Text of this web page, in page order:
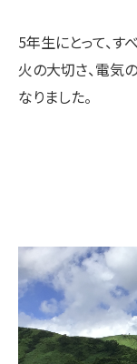
5年生にとって、す
火の大切さ、電気
なりました。